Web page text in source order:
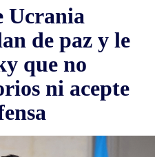
Ucrania
de paz y le
que no
ni acepte